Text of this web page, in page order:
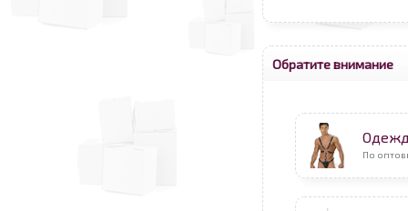
Обратите внимание
По